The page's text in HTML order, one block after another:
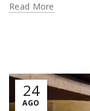
Read More
24
AGO